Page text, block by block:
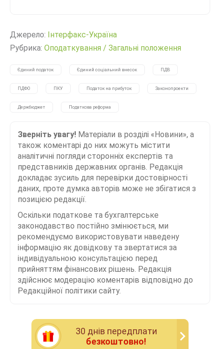
Джерело: Інтерфакс-Україна
Рубрика: Оподаткування / Загальні положення
Єдиний податок Єдиний соціальний внесок ПДВ
ПДФО ПКУ Податок на прибуток Законопроекти
Держбюджет Податкова реформа
Зверніть увагу! Матеріали в розділі «Новини», а
також коментарі до них можуть містити
аналітичні погляди сторонніх експертів та
представників державних органів. Редакція
докладає зусиль для перевірки достовірності
даних, проте думка авторів може не збігатися з
позицією редакції.
Оскільки податкове та бухгалтерське
законодавство постійно змінюється, ми
рекомендуємо використовувати наведену
інформацію як довідкову та звертатися за
індивідуальною консультацією перед
прийняттям фінансових рішень. Редакція
здійснює модерацію коментарів відповідно до
Редакційної політики сайту.
30 днiв передплати
безкоштовно!